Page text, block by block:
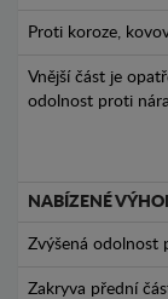
Proti koroze,
Vnější část je
odolnost proti
NABÍZENÉ
Zvýšená odolnost
Zakryva přední